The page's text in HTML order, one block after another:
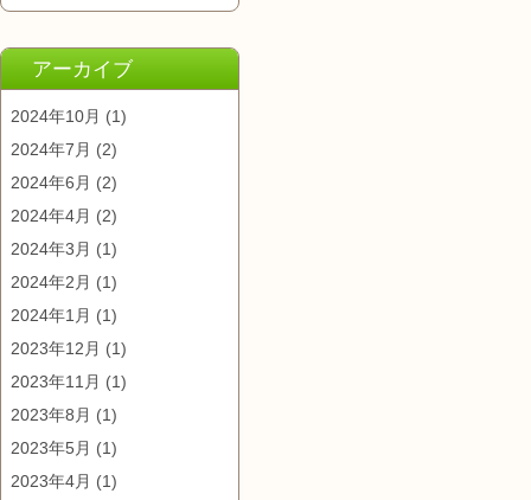
アーカイブ
2024年10月 (1)
2024年7月 (2)
2024年6月 (2)
2024年4月 (2)
2024年3月 (1)
2024年2月 (1)
2024年1月 (1)
2023年12月 (1)
2023年11月 (1)
2023年8月 (1)
2023年5月 (1)
2023年4月 (1)